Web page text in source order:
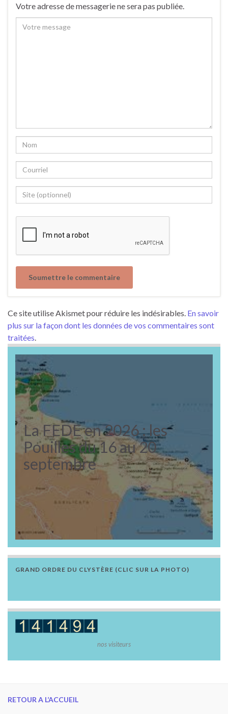
Votre adresse de messagerie ne sera pas publiée.
Ce site utilise Akismet pour réduire les indésirables. En savoir
plus sur la façon dont les données de vos commentaires sont
traitées.
La FEDE en 2026 : les
Pouilles du 16 au 20
septembre
GRAND ORDRE DU CLYSTÈRE (CLIC SUR LA PHOTO)
nos visiteurs
RETOUR A L’ACCUEIL